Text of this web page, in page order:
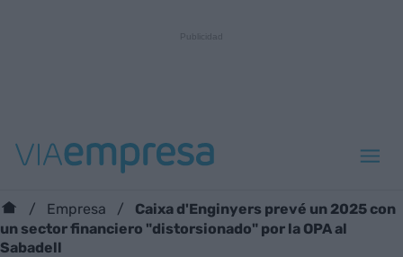
Empresa
Caixa d'Enginyers prevé un 2025 con
un sector financiero "distorsionado" por la OPA al
Sabadell